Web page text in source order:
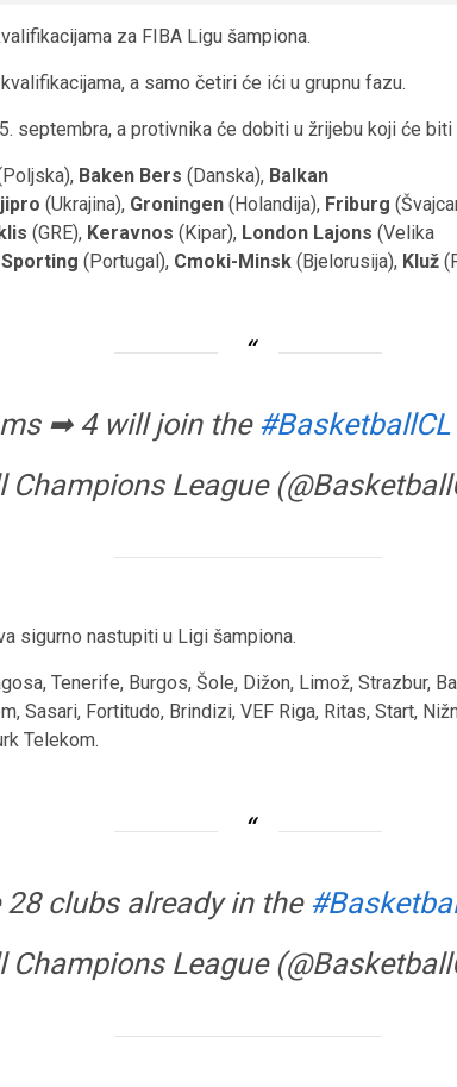
za FIBA Ligu šampiona.
a samo četiri će ići u grupnu fazu.
septembra, a protivnika će dobiti u žrijebu koji će biti
Baken Bers (Danska), Balkan
(Ukrajina), Groningen (Holandija), Friburg
(GRE), Keravnos (Kipar), London Lajons (Velika
Sporting (Portugal), Cmoki-Minsk (Bjelorusija), Kluž
➡ 4 will join the #BasketballCL
League
sigurno nastupiti u Ligi šampiona.
Tenerife, Burgos, Šole, Dižon, Limož, Strazbur,
Sasari, Fortitudo, Brindizi, VEF Riga, Ritas, Start,
Telekom.
28 clubs already in the
League